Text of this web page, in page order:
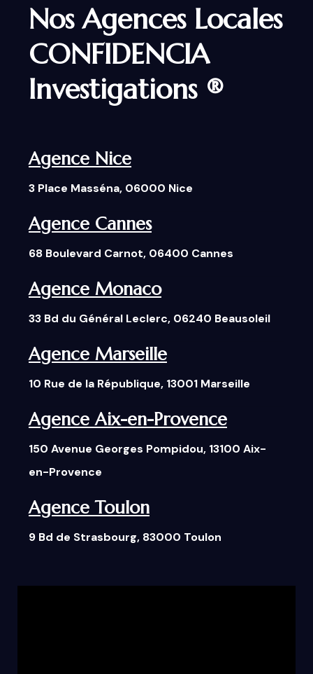
Nos Agences Locales
CONFIDENCIA
Investigations ®
Agence Nice
3 Place Masséna, 06000 Nice
Agence Cannes
68 Boulevard Carnot, 06400 Cannes
Agence Monaco
33 Bd du Général Leclerc, 06240 Beausoleil
Agence Marseille
10 Rue de la République, 13001 Marseille
Agence Aix-en-Provence
150 Avenue Georges Pompidou, 13100 Aix-
en-Provence
Agence Toulon
9 Bd de Strasbourg, 83000 Toulon